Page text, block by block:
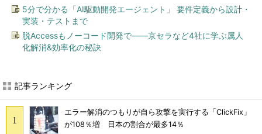
5分で分かる「AI駆動開発エージェント」 要件定義から設計・
実装・テストまで
脱Accessもノーコード開発で――京セラなど4社に学ぶ属人
化解消&効率化の秘訣
記事ランキング
エラー解消のつもりが自ら攻撃を実行する「ClickFix」
が108％増 日本の割合が最多14％